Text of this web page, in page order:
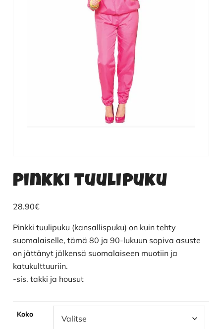
Pinkki tuulipuku
28.90€
Pinkki tuulipuku (kansallispuku) on kuin tehty
suomalaiselle, tämä 80 ja 90-lukuun sopiva asuste
on jättänyt jälkensä suomalaiseen muotiin ja
katukulttuuriin.
-sis. takki ja housut
Koko